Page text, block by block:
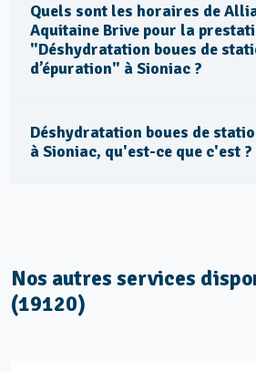
Quels sont les horaires de
Aquitaine Brive pour la
"Déshydratation boues de
d’épuration" à Sioniac ?
Déshydratation boues de
à Sioniac, qu'est-ce que c'est ?
Nos autres services
(19120)